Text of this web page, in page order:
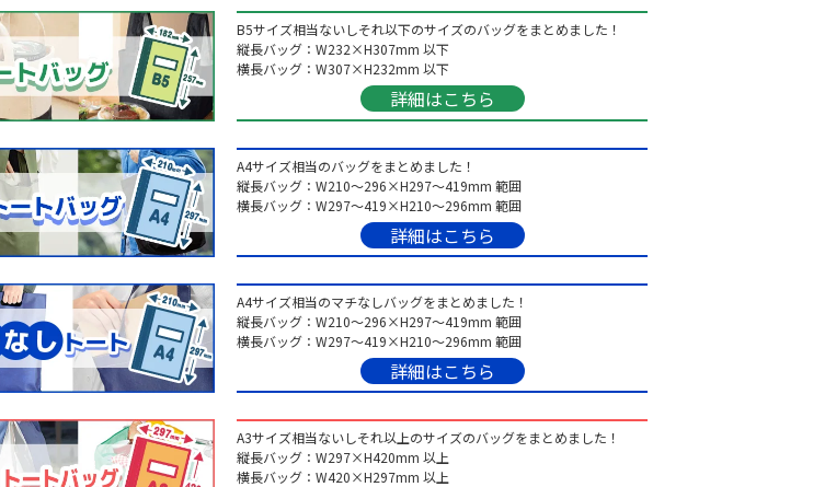
B5サイズ相当ないしそれ以下のサイズのバッグをまとめました！
縦長バッグ：W232×H307mm 以下
横長バッグ：W307×H232mm 以下
詳細はこちら
A4サイズ相当のバッグをまとめました！
縦長バッグ：W210～296×H297～419mm 範囲
横長バッグ：W297～419×H210～296mm 範囲
詳細はこちら
A4サイズ相当のマチなしバッグをまとめました！
縦長バッグ：W210～296×H297～419mm 範囲
横長バッグ：W297～419×H210～296mm 範囲
詳細はこちら
A3サイズ相当ないしそれ以上のサイズのバッグをまとめました！
縦長バッグ：W297×H420mm 以上
横長バッグ：W420×H297mm 以上